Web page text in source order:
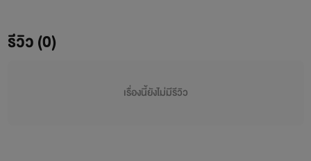
รีวิว (0)
เรื่องนี้ยังไม่มีรีวิว